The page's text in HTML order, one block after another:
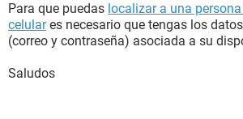
Para que puedas localizar a una
celulares necesario que tengas los
(correo y contraseña) asociada a su
Saludos